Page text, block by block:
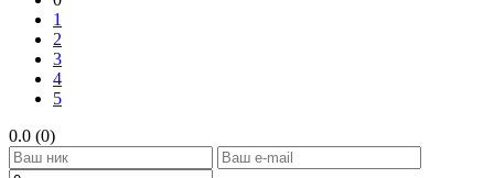
1
2
3
4
5
0.0 (0)